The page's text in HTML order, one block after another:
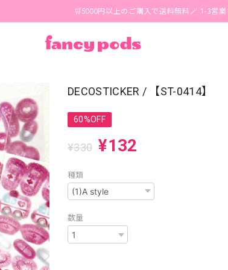
🛒5000円以上のご購入で送料無料🪄 1-3営業日以内に
DECOSTICKER / 【ST-0414】
60%OFF
¥330 ¥132
種類
数量